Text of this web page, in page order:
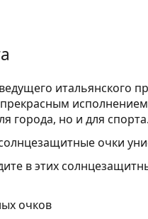
итальянского
города, но и для спорта.
очки
в этих
очков